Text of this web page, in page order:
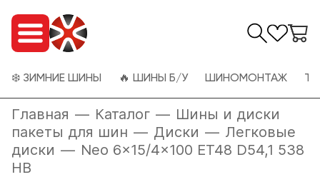
❄️ ЗИМНИЕ ШИНЫ 🔥 ШИНЫ Б/У ШИНОМОНТАЖ
Главная — Каталог — Шины и диски
пакеты для шин — Диски — Легковые
диски — Neo 6x15/4x100 ET48 D54,1 538
HB